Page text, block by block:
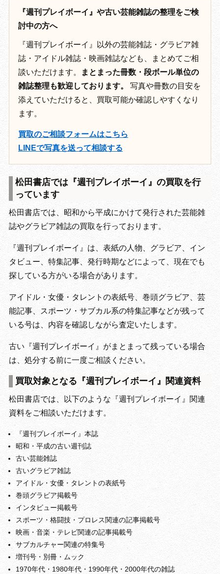
『週刊プレイボーイ』や古い芸能雑誌の整理をご検
討中の方へ
『週刊プレイボーイ』以外の芸能雑誌・グラビア雑
誌・アイドル雑誌・映画雑誌なども、まとめてご相
談いただけます。
まとまった冊数・段ボール単位の
雑誌整理も歓迎しております。
写真や冊数の目安を
添えていただけると、買取可能か確認しやすくなり
ます。
買取のご相談フォームはこちら
LINEで写真を送って相談する
松田書店では『週刊プレイボーイ』の買取を行
っています
松田書店では、昭和から平成にかけて発行された芸能雑
誌やグラビア雑誌の買取を行っております。
『週刊プレイボーイ』は、表紙の人物、グラビア、イン
タビュー、特集記事、発行時期などによって、現在でも
探している方がいる場合があります。
アイドル・女優・タレントの表紙号、巻頭グラビア、芸
能記事、スポーツ・サブカル系の特集記事などが残って
いる号は、内容を確認しながら査定いたします。
古い『週刊プレイボーイ』がまとまって残っている場合
は、処分する前に一度ご相談ください。
買取対象となる『週刊プレイボーイ』関連資料
松田書店では、以下のような『週刊プレイボーイ』関連
資料をご相談いただけます。
『週刊プレイボーイ』本誌
昭和・平成の古い週刊誌
古い芸能雑誌
古いグラビア雑誌
アイドル・女優・タレントの表紙号
巻頭グラビア掲載号
インタビュー掲載号
スポーツ・格闘技・プロレス関連の記事掲載号
映画・音楽・テレビ関連の記事掲載号
サブカルチャー関連の特集号
増刊号・別冊・ムック
1970年代・1980年代・1990年代・2000年代の雑誌